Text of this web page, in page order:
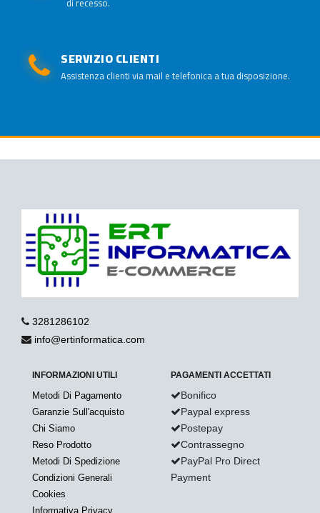
SERVIZIO CLIENTI
Assistenza clienti via mail e telefonica a tua disposizione.
3281286102
info@ertinformatica.com
INFORMAZIONI UTILI
Metodi Di Pagamento
Garanzie Sull'acquisto
Chi Siamo
Reso Prodotto
Metodi Di Spedizione
Condizioni Generali
Cookies
Informativa Privacy
PAGAMENTI ACCETTATI
Bonifico
Paypal express
Postepay
Contrassegno
PayPal Pro Direct
Payment